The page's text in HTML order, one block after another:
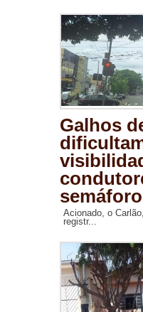
Galhos
Acionado, o
registr...